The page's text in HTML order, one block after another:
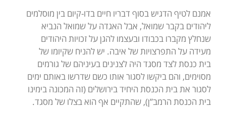
אמנם לטיף הדגיש בסוף דבריו חיים בדו-קיום בין מוסלמים
ליהודים בקבר שמואל, אבל האגדה על שמואל הנביא
שנחלץ מקברו בכבודו ובעצמו להגן על זכויות היהודים
מעידה על התפרצויות של איבה. יש להניח שקיומו של
בית כנסת לצד מסגד היה לצנינים בעיניהם של גורמים
מסוימים, והם ביקשו לסגור אותו כשם שדרשו באותם ימים
לסגור את בית הכנסת היחיד בירושלים (זה המכונה בימינו
בית הכנסת הרמב”ן), שהתקיים אף הוא בצלו של מסגד.